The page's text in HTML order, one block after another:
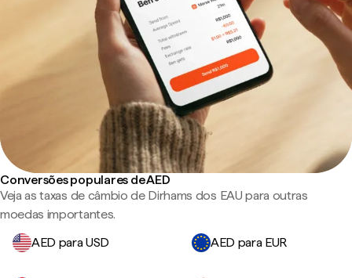
Conversões populares de AED
Veja as taxas de câmbio de Dirhams dos EAU para outras
moedas importantes.
AED para USD
AED para EUR